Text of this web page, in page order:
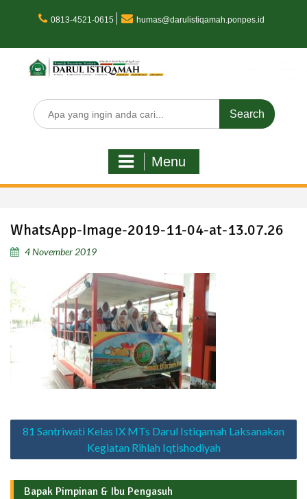
0813-4521-0615 humas@darulistiqamah.ponpes.id
Search
for:
Menu
WhatsApp-Image-2019-11-04-at-13.07.26
4 November 2019
Navigasi
81 Santriwati Kelas IX MTs Darul Istiqamah Laksanakan
Kegiatan Rihlah Iqtishodiyah
Bapak Pimpinan & Ibu Pengasuh